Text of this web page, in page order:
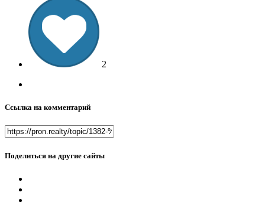
2
Ссылка на комментарий
Поделиться на другие сайты